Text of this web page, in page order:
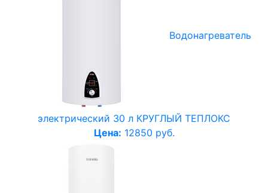
Водонагреватель
электрический 30 л КРУГЛЫЙ ТЕПЛОКС
Цена: 12850 руб.